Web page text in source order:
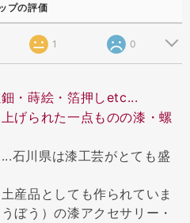
プの評価
1 0
・蒔絵・箔押しetc...
げられた一点ものの漆・螺
石川県は漆工芸がとても盛
産品としても作られていま
ぼう）の漆アクセサリー・